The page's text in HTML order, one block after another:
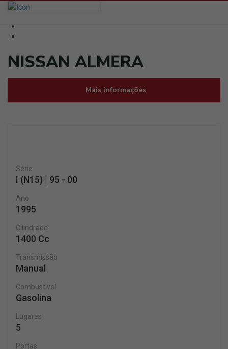
NISSAN ALMERA
Mais informações
Série
I (N15) | 95 - 00
Ano
1995
Cilindrada
1400 Cc
Transmissão
Manual
Combustivel
Gasolina
Lugares
5
Portas